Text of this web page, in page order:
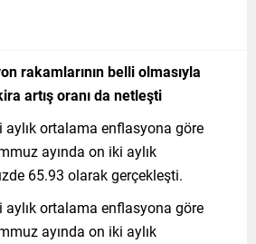
rakamlarının belli olmasıyla
artış oranı da netleşti
aylık ortalama enflasyona göre
ayında on iki aylık
65.93 olarak gerçekleşti.
aylık ortalama enflasyona göre
ayında on iki aylık